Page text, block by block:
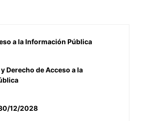
a la Información Pública
Derecho de Acceso a la
12/2028